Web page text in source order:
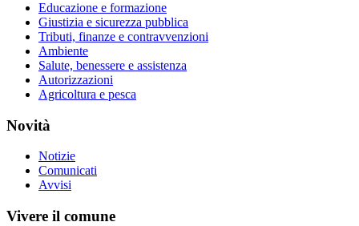
Educazione e formazione
Giustizia e sicurezza pubblica
Tributi, finanze e contravvenzioni
Ambiente
Salute, benessere e assistenza
Autorizzazioni
Agricoltura e pesca
Novità
Notizie
Comunicati
Avvisi
Vivere il comune